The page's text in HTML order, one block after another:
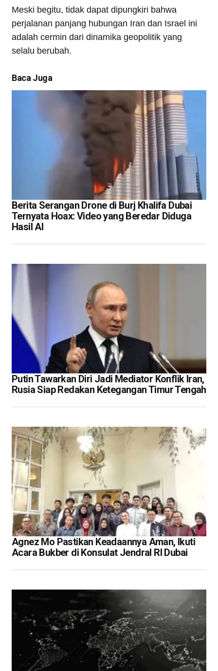
Meski begitu, tidak dapat dipungkiri bahwa
perjalanan panjang hubungan Iran dan Israel ini
adalah cermin dari dinamika geopolitik yang
selalu berubah.
Baca Juga
Berita Serangan Drone di Burj Khalifa Dubai
Ternyata Hoax: Video yang Beredar Diduga
Hasil AI
Putin Tawarkan Diri Jadi Mediator Konflik Iran,
Rusia Siap Redakan Ketegangan Timur Tengah
Agnez Mo Pastikan Keadaannya Aman, Ikuti
Acara Bukber di Konsulat Jendral RI Dubai